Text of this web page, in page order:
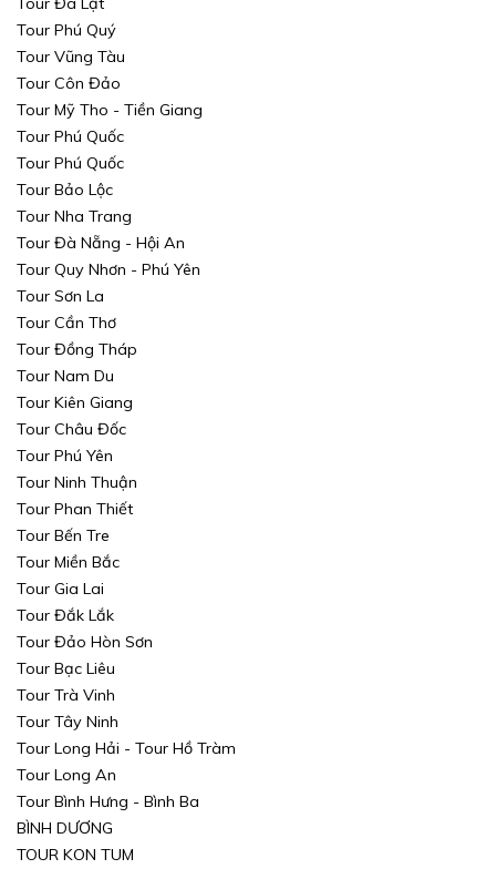
Xin mời Quý khách chọn thông tin cần tìm kiếm
Chọn nơi đi
Chọn nơi đến
Xin mời Quý khách chọn thông tin cần tìm kiếm
Chọn nơi đi
Chọn nơi đến
Xin mời Quý khách chọn thông tin cần tìm kiếm
Xin mời Quý khách chọn thông tin cần tìm kiếm
Chọn loại
Khoảng giá
Tour Phú Quý
Tour Vũng Tàu
Tour Côn Đảo
Tour Mỹ Tho - Tiền Giang
Tour Phú Quốc
Tour Phú Quốc
Tour Bảo Lộc
Tour Nha Trang
Tour Đà Nẵng - Hội An
Tour Quy Nhơn - Phú Yên
Tour Sơn La
Tour Cần Thơ
Tour Đồng Tháp
Tour Nam Du
Tour Kiên Giang
Tour Châu Đốc
Tour Phú Yên
Tour Ninh Thuận
Tour Phan Thiết
Tour Bến Tre
Tour Miền Bắc
Tour Gia Lai
Tour Đắk Lắk
Tour Đảo Hòn Sơn
Tour Bạc Liêu
Tour Trà Vinh
Tour Tây Ninh
Tour Long Hải - Tour Hồ Tràm
Tour Long An
Tour Bình Hưng - Bình Ba
BÌNH DƯƠNG
TOUR KON TUM